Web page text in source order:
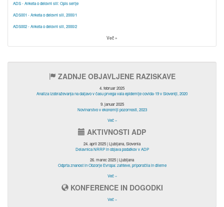
ADS - Anketa o delovni sili: Opis serije
ADS001 - Anketa o delovni sili, 2000/1
ADS002 - Anketa o delovni sili, 2000/2
Več »
ZADNJE OBJAVLJENE RAZISKAVE
4. februar 2025
Analiza izobraževanja na daljavo v času prvega vala epidemije covida-19 v Sloveniji, 2020
9. januar 2025
Novinarstvo v ekonomiji pozornosti, 2023
Več »
AKTIVNOSTI ADP
24. april 2025 | Ljubljana, Slovenia
Delavnica NRRP in objava podatkov v ADP
26. marec 2025 | Ljubljana
Odprta znanost in Obzorje Evropa: zahteve, priporočila in dileme
Več »
KONFERENCE IN DOGODKI
Več »